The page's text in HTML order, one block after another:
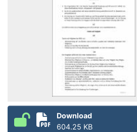
Download
604.25 KB